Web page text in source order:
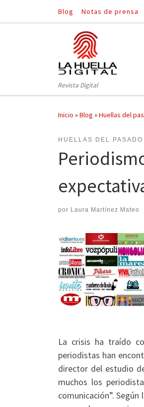
Saltar al contenido
Blog Notas de prensa
Revista Digital
Inicio »Blog »Huellas del
HUELLAS DEL PASADO
por Laura Martínez Mateo
La crisis ha traído
periodistas han
director del estudio
muchos los
comunicación”.